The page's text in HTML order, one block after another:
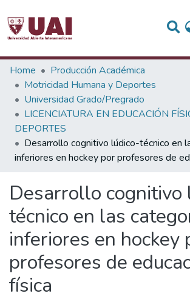
Statistics
Communities & Collections
All of DSpace
Home
Producción Académica
Motricidad Humana y Deportes
Universidad Grado/Pregrado
LICENCIATURA EN EDUCACIÓN
DEPORTES
Desarrollo cognitivo lúdico-técnico en
inferiores en hockey por profesores de
Desarrollo cognitivo
técnico en las
inferiores en hockey
profesores de
física